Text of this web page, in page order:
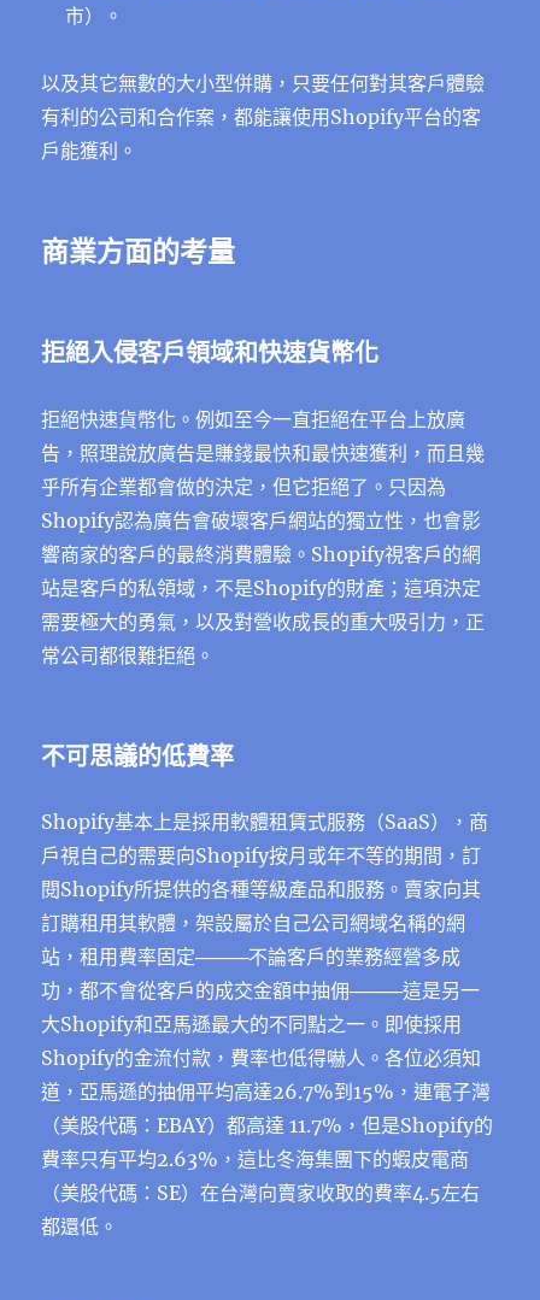
市）。
以及其它無數的大小型併購，只要任何對其客戶體驗
有利的公司和合作案，都能讓使用Shopify平台的客
戶能獲利。
商業方面的考量
拒絕入侵客戶領域和快速貨幣化
拒絕快速貨幣化。例如至今一直拒絕在平台上放廣
告，照理說放廣告是賺錢最快和最快速獲利，而且幾
乎所有企業都會做的決定，但它拒絕了。只因為
Shopify認為廣告會破壞客戶網站的獨立性，也會影
響商家的客戶的最終消費體驗。Shopify視客戶的網
站是客戶的私領域，不是Shopify的財產；這項決定
需要極大的勇氣，以及對營收成長的重大吸引力，正
常公司都很難拒絕。
不可思議的低費率
Shopify基本上是採用軟體租賃式服務（SaaS），商
戶視自己的需要向Shopify按月或年不等的期間，訂
閱Shopify所提供的各種等級產品和服務。 賣家向其
訂購租用其軟體，架設屬於自己公司網域名稱的網
站，租用費率固定────不論客戶的業務經營多成
功，都不會從客戶的成交金額中抽佣────這是另一
大Shopify和亞馬遜最大的不同點之一。即使採用
Shopify的金流付款，費率也低得嚇人。各位必須知
道，亞馬遜的抽佣平均高達26.7%到15%，連電子灣
（美股代碼：EBAY）都高達 11.7%，但是Shopify的
費率只有平均2.63%，這比冬海集團下的蝦皮電商
（美股代碼：SE）在台灣向賣家收取的費率4.5左右
都還低。